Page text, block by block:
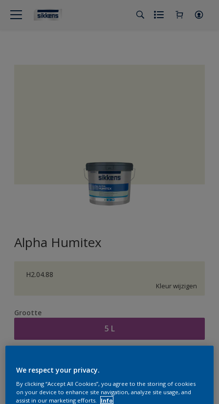
Alpha Humitex
H2.04.88
Kleur wijzigen
Grootte
5 L
We respect your privacy.
By clicking “Accept All Cookies”, you agree to the storing of cookies
on your device to enhance site navigation, analyze site usage, and
assist in our marketing efforts.
Info